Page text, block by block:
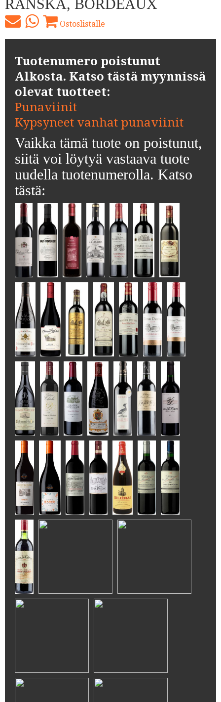
RANSKA, BORDEAUX
Ostoslistalle
Tuotenumero poistunut
Alkosta. Katso tästä myynnissä
olevat tuotteet:
Punaviinit
Kypsyneet vanhat punaviinit
Vaikka tämä tuote on poistunut,
siitä voi löytyä vastaava tuote
uudella tuotenumerolla. Katso
tästä: